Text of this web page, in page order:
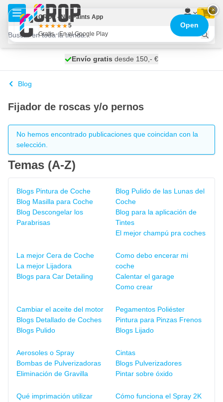
Ir al contenido
se envía hoy
Envío gratis desde 150,- €
100 días
Blog
Fijador de roscas y/o pernos
No hemos encontrado publicaciones que coincidan con la
selección.
Temas (A-Z)
Blogs Pintura de Coche
Blog Masilla para Coche
Blog Descongelar los
Parabrisas
Blog Pulido de las Lunas del
Coche
Blog para la aplicación de
Tintes
El mejor champú pra coches
La mejor Cera de Coche
La mejor Lijadora
Blogs para Car Detailing
Como debo encerar mi
coche
Calentar el garage
Como crear
Cambiar el aceite del motor
Blogs Detallado de Coches
Blogs Pulido
Pegamentos Poliéster
Pintura para Pinzas Frenos
Blogs Lijado
Aerosoles o Spray
Bombas de Pulverizadoras
Eliminación de Gravilla
Cintas
Blogs Pulverizadores
Pintar sobre óxido
Qué imprimación utilizar
Cómo funciona el Spray 2K
×
CROP - NonPaints App
5
Gratis - En el Google Play
Open